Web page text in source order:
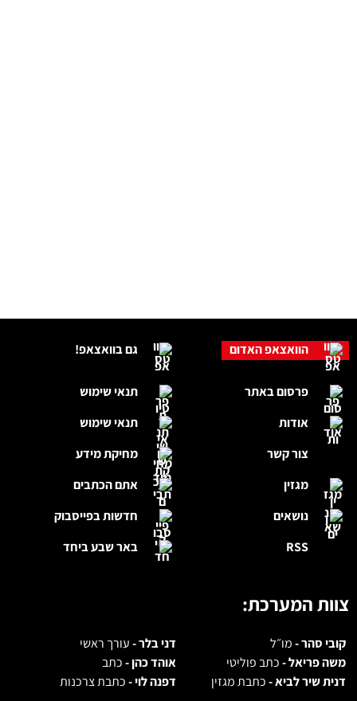
גם בוואצאפ!
תנאי שימוש
תנאי שימוש
מחיקת מידע
אתם הכתבים
חדשות בפייסבוק
באר שבע ביחד
הוואצאפ האדום
פרסום באתר
אודות
צור קשר
מגזין
נושאים
RSS
צוות המערכת:
קובי סהר -מו״ל דני בלר -עורך ראשי
משה פריאל -כתב פוליטי אוהד כהן -כתב
דנית שיר לביא -כתבת מגזין דפנה לוי -כתבת צרכנות